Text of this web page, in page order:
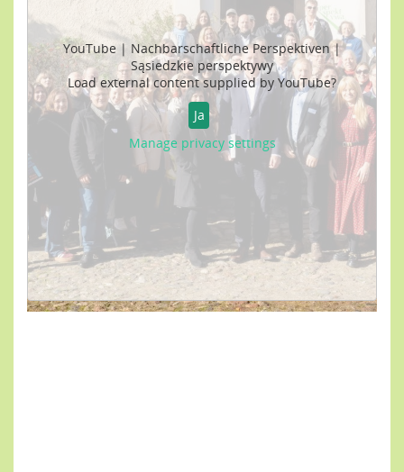
YouTube | Nachbarschaftliche Perspektiven |
Sąsiedzkie perspektywy
Load external content supplied by YouTube?
Ja
Manage privacy settings